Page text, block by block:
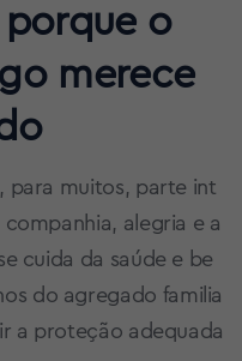
porque o
merece
para muitos, parte int
alegria e a
cuida da saúde e be
do agregado familia
a proteção adequada